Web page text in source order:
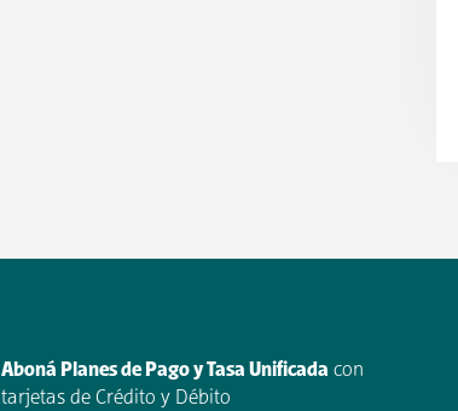
Aboná Planes de Pago y Tasa Unificada con
tarjetas de Crédito y Débito